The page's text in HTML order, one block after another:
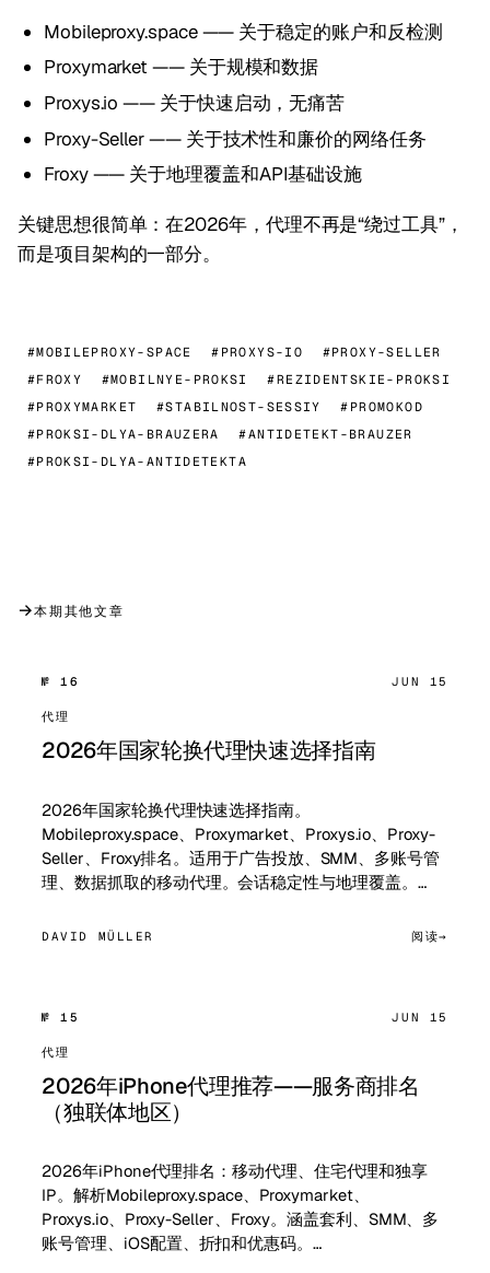
Mobileproxy.space —— 关于稳定的账户和反检测
Proxymarket —— 关于规模和数据
Proxys.io —— 关于快速启动，无痛苦
Proxy-Seller —— 关于技术性和廉价的网络任务
Froxy —— 关于地理覆盖和API基础设施
关键思想很简单：在2026年，代理不再是“绕过工具”，
而是项目架构的一部分。
#MOBILEPROXY-SPACE #PROXYS-IO
#PROXY-SELLER
#FROXY
#MOBILNYE-PROKSI
#REZIDENTSKIE-PROKSI
#PROXYMARKET
#STABILNOST-SESSIY
#PROMOKOD
#PROKSI-DLYA-BRAUZERA
#ANTIDETEKT-BRAUZER
#PROKSI-DLYA-ANTIDETEKTA
→本期其他文章
№ 16 JUN 15
代理
2026年国家轮换代理快速选择指南
2026年国家轮换代理快速选择指南。
Mobileproxy.space、Proxymarket、Proxys.io、Proxy-
Seller、Froxy排名。适用于广告投放、SMM、多账号管
理、数据抓取的移动代理。会话稳定性与地理覆盖。…
DAVID MÜLLER 阅读
№ 15 JUN 15
代理
2026年iPhone代理推荐——服务商排名
（独联体地区）
2026年iPhone代理排名：移动代理、住宅代理和独享
IP。解析Mobileproxy.space、Proxymarket、
Proxys.io、Proxy-Seller、Froxy。涵盖套利、SMM、多
账号管理、iOS配置、折扣和优惠码。…